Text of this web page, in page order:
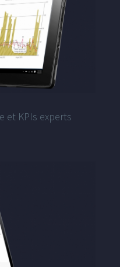
et KPIs experts